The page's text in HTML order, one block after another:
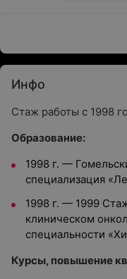
Инфо
Стаж работы с 1998
Образование:
1998 г. —
специализация
1998 г. — 1999
клиническом
специальности
Курсы, повышение